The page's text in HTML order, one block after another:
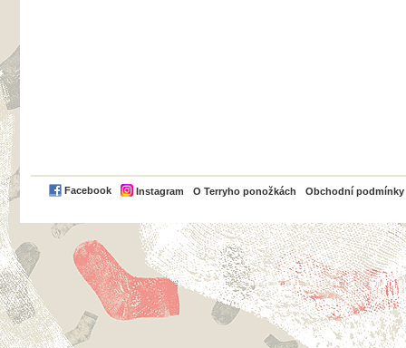
Facebook Instagram O Terryho ponožkách Obchodní podmínky
PayPal